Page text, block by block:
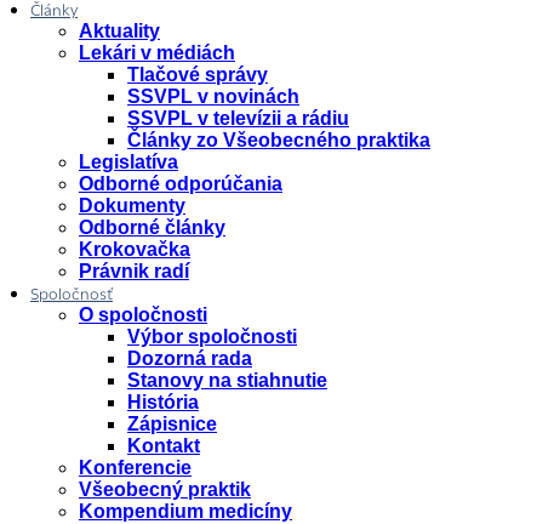
Články
Aktuality
Lekári v médiách
Tlačové správy
SSVPL v novinách
SSVPL v televízii a rádiu
Články zo Všeobecného praktika
Legislatíva
Odborné odporúčania
Dokumenty
Odborné články
Krokovačka
Právnik radí
Spoločnosť
O spoločnosti
Výbor spoločnosti
Dozorná rada
Stanovy na stiahnutie
História
Zápisnice
Kontakt
Konferencie
Všeobecný praktik
Kompendium medicíny